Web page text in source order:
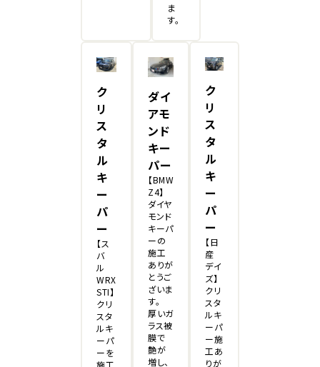
ま
す。
ク
リ
ス
タ
ル
キ
ー
パ
ー
【ス
バ
ル
WRX
STI】
クリ
スタ
ルキ
ーパ
ーを
ダイ
アモ
ンド
キー
パー
【BMW
Z4】
ダイヤ
モンド
キーパ
ーの
施工
ありが
とうご
ざいま
す。
厚いガ
ラス被
膜で
艶が
増し、
ク
リ
ス
タ
ル
キ
ー
パ
ー
【日
産
デイ
ズ】
クリ
スタ
ルキ
ーパ
ー施
工あ
りが